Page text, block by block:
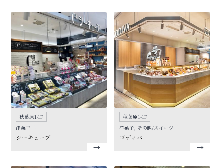
秋葉原1-1F
洋菓子
シーキューブ
秋葉原1-1F
洋菓子, その他/スイーツ
ゴディバ